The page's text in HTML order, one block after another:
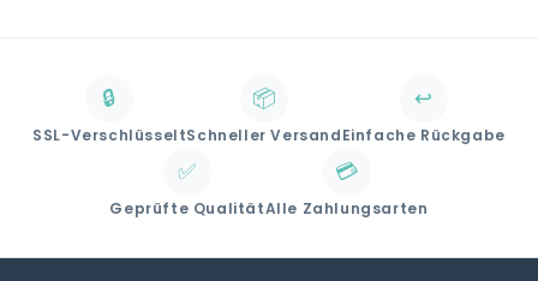
🔒
SSL-Verschlüsselt
📦
Schneller Versand
↩️
Einfache Rückgabe
✅
Geprüfte Qualität
💳
Alle Zahlungsarten